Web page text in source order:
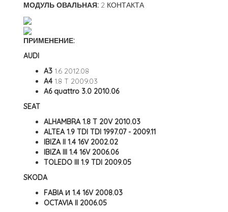
МОДУЛЬ ОВАЛЬНАЯ: 2 КОНТАКТА
ПРИМЕНЕНИЕ:
AUDI
A3 1.6 2012.08
A4 1.8 T 2009.03
A6 quattro 3.0 2010.06
SEAT
ALHAMBRA1.8 T 20V 2010.03
ALTEA1.9 TDI TDI 1997.07 - 2009.11
IBIZA II 1.4 16V 2002.02
IBIZA III 1.4 16V 2006.06
TOLEDO III 1.9 TDI 2009.05
SKODA
FABIA И 1.4 16V 2008.03
OCTAVIA II 2006.05